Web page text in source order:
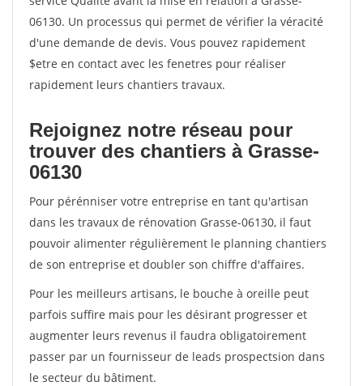
06130. Un processus qui permet de vérifier la véracité
d'une demande de devis. Vous pouvez rapidement
$etre en contact avec les fenetres pour réaliser
rapidement leurs chantiers travaux.
Rejoignez notre réseau pour
trouver des chantiers à Grasse-
06130
Pour pérénniser votre entreprise en tant qu'artisan
dans les travaux de rénovation Grasse-06130, il faut
pouvoir alimenter régulièrement le planning chantiers
de son entreprise et doubler son chiffre d'affaires.
Pour les meilleurs artisans, le bouche à oreille peut
parfois suffire mais pour les désirant progresser et
augmenter leurs revenus il faudra obligatoirement
passer par un fournisseur de leads prospectsion dans
le secteur du bâtiment.